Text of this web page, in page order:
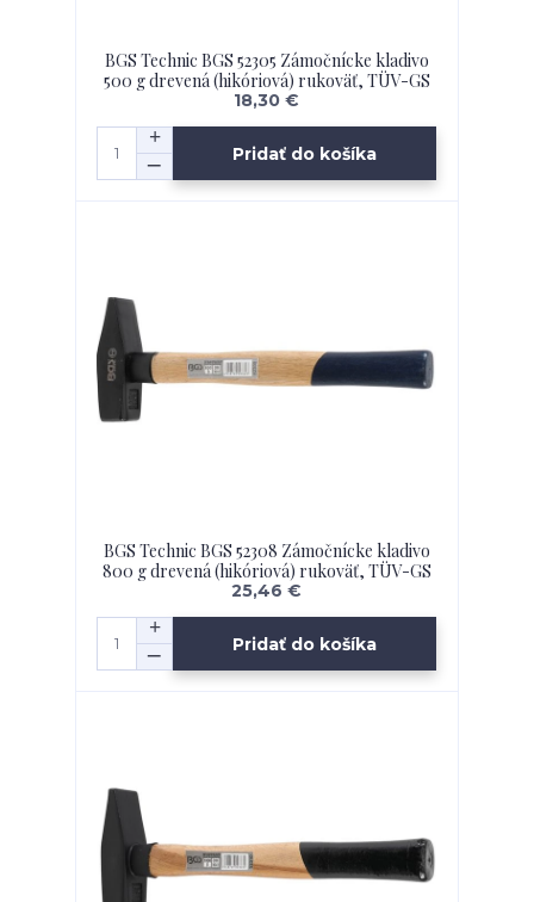
BGS Technic BGS 52305 Zámočnícke kladivo
500 g drevená (hikóriová) rukoväť, TÜV-GS
18,30 €
Pridať do košíka
BGS Technic BGS 52308 Zámočnícke kladivo
800 g drevená (hikóriová) rukoväť, TÜV-GS
25,46 €
Pridať do košíka